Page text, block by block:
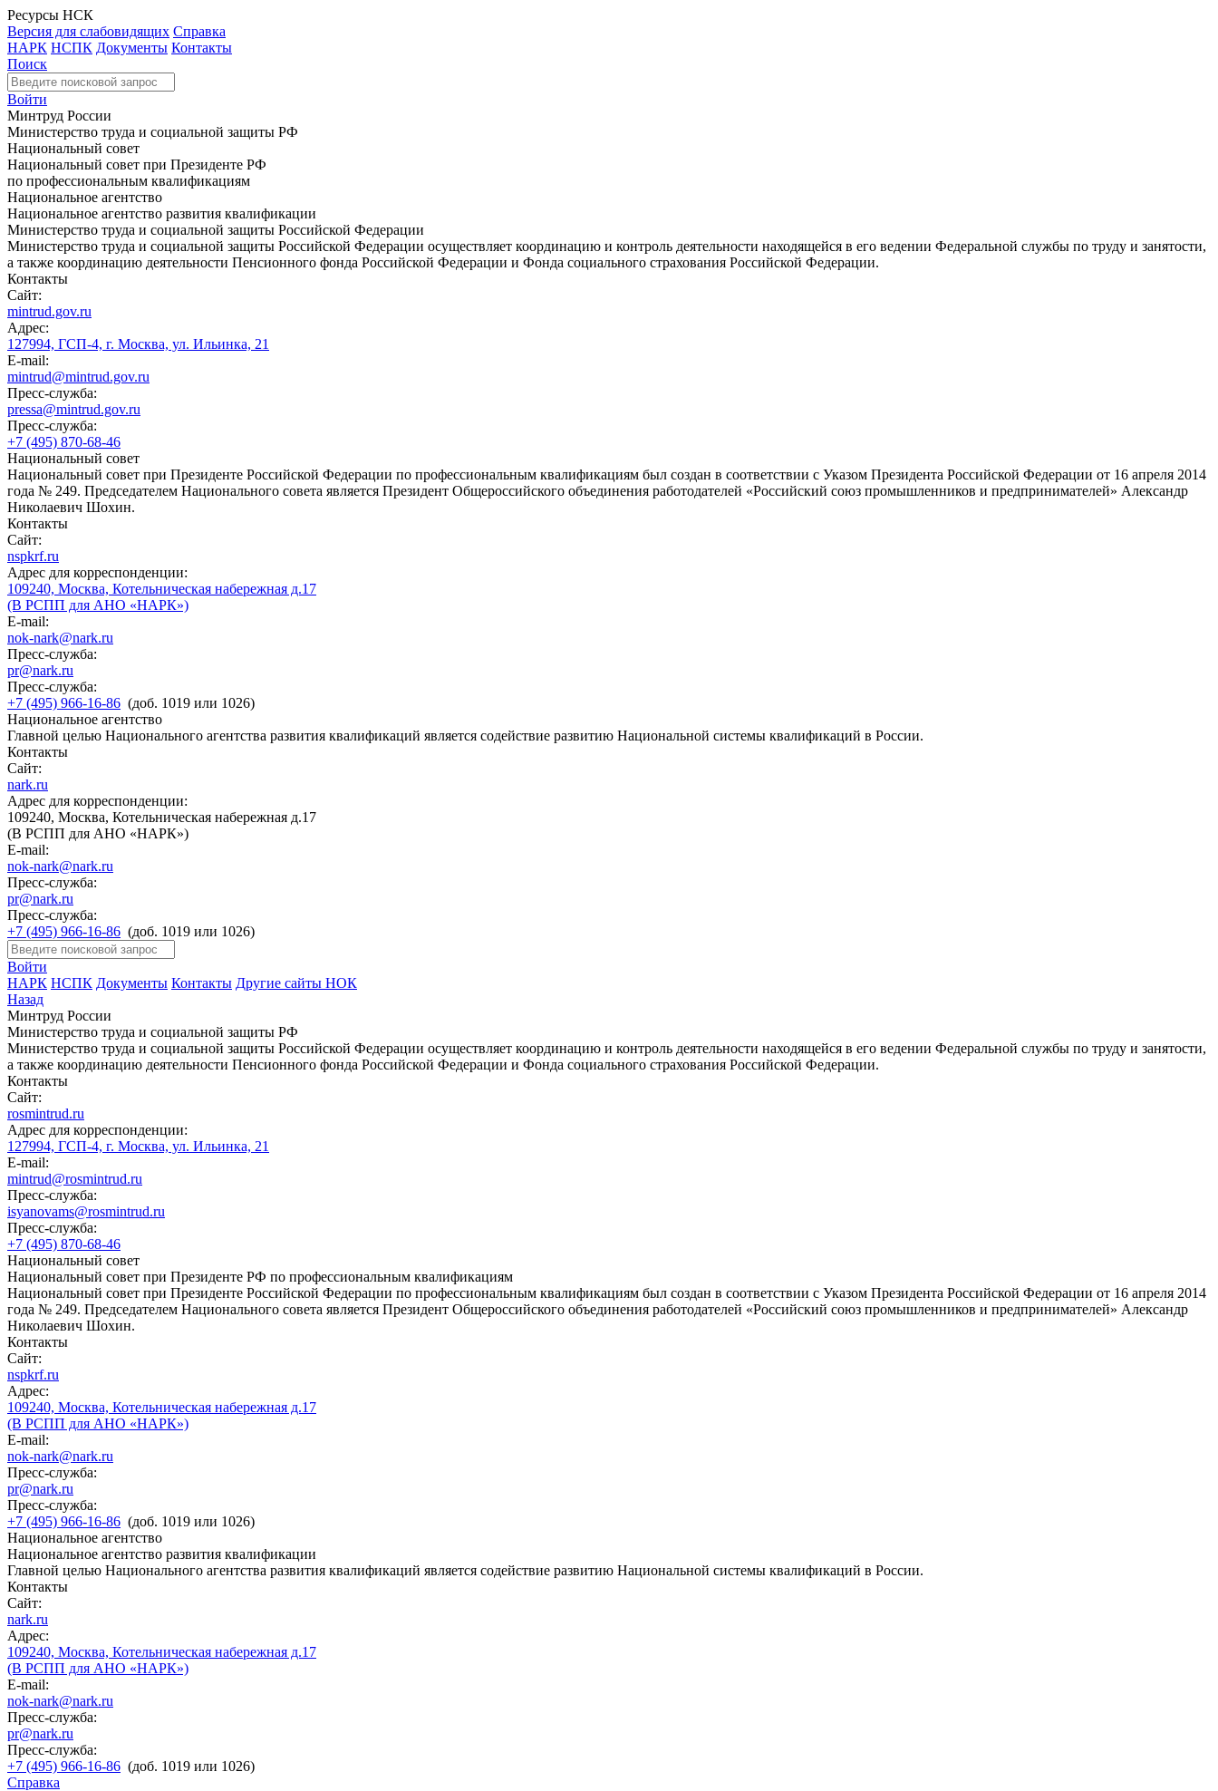
Ресурсы НСК
Версия для слабовидящих Справка
НАРК НСПК Документы Контакты
Поиск
Войти
Минтруд России
Министерство труда и социальной защиты РФ
Национальный совет
Национальный совет при Президенте РФ
по профессиональным квалификациям
Национальное агентство
Национальное агентство развития квалификации
Министерство труда и социальной защиты Российской Федерации
Министерство труда и социальной защиты Российской Федерации осуществляет координацию и контроль деятельности находящейся в его ведении Федеральной службы по труду и занятости,
а также координацию деятельности Пенсионного фонда Российской Федерации и Фонда социального страхования Российской Федерации.
Контакты
Сайт:
mintrud.gov.ru
Адрес:
127994, ГСП-4, г. Москва, ул. Ильинка, 21
E-mail:
mintrud@mintrud.gov.ru
Пресс-служба:
pressa@mintrud.gov.ru
Пресс-служба:
+7 (495) 870-68-46
Национальный совет
Национальный совет при Президенте Российской Федерации по профессиональным квалификациям был создан в соответствии с Указом Президента Российской Федерации от 16 апреля 2014
года № 249. Председателем Национального совета является Президент Общероссийского объединения работодателей «Российский союз промышленников и предпринимателей» Александр
Николаевич Шохин.
Контакты
Сайт:
nspkrf.ru
Адрес для корреспонденции:
109240, Москва, Котельническая набережная д.17
(В РСПП для АНО «НАРК»)
E-mail:
nok-nark@nark.ru
Пресс-служба:
pr@nark.ru
Пресс-служба:
+7 (495) 966-16-86 (доб. 1019 или 1026)
Национальное агентство
Главной целью Национального агентства развития квалификаций является содействие развитию Национальной системы квалификаций в России.
Контакты
Сайт:
nark.ru
Адрес для корреспонденции:
109240, Москва, Котельническая набережная д.17
(В РСПП для АНО «НАРК»)
E-mail:
nok-nark@nark.ru
Пресс-служба:
pr@nark.ru
Пресс-служба:
+7 (495) 966-16-86 (доб. 1019 или 1026)
Войти
НАРК НСПК Документы Контакты Другие сайты НОК
Назад
Минтруд России
Министерство труда и социальной защиты РФ
Министерство труда и социальной защиты Российской Федерации осуществляет координацию и контроль деятельности находящейся в его ведении Федеральной службы по труду и занятости,
а также координацию деятельности Пенсионного фонда Российской Федерации и Фонда социального страхования Российской Федерации.
Контакты
Сайт:
rosmintrud.ru
Адрес для корреспонденции:
127994, ГСП-4, г. Москва, ул. Ильинка, 21
E-mail:
mintrud@rosmintrud.ru
Пресс-служба:
isyanovams@rosmintrud.ru
Пресс-служба:
+7 (495) 870-68-46
Национальный совет
Национальный совет при Президенте РФ по профессиональным квалификациям
Национальный совет при Президенте Российской Федерации по профессиональным квалификациям был создан в соответствии с Указом Президента Российской Федерации от 16 апреля 2014
года № 249. Председателем Национального совета является Президент Общероссийского объединения работодателей «Российский союз промышленников и предпринимателей» Александр
Николаевич Шохин.
Контакты
Сайт:
nspkrf.ru
Адрес:
109240, Москва, Котельническая набережная д.17
(В РСПП для АНО «НАРК»)
E-mail:
nok-nark@nark.ru
Пресс-служба:
pr@nark.ru
Пресс-служба:
+7 (495) 966-16-86 (доб. 1019 или 1026)
Национальное агентство
Национальное агентство развития квалификации
Главной целью Национального агентства развития квалификаций является содействие развитию Национальной системы квалификаций в России.
Контакты
Сайт:
nark.ru
Адрес:
109240, Москва, Котельническая набережная д.17
(В РСПП для АНО «НАРК»)
E-mail:
nok-nark@nark.ru
Пресс-служба:
pr@nark.ru
Пресс-служба:
+7 (495) 966-16-86 (доб. 1019 или 1026)
Справка